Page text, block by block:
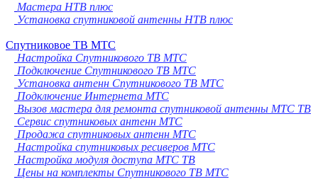
Мастера НТВ плюс
Установка спутниковой антенны НТВ плюс
Спутниковое ТВ МТС
Настройка Спутникового ТВ МТС
Подключение Спутникового ТВ МТС
Установка антенн Спутникового ТВ МТС
Подключение Интернета МТС
Вызов мастера для ремонта спутниковой антенны МТС ТВ
Сервис спутниковых антенн МТС
Продажа спутниковых антенн МТС
Настройка спутниковых ресиверов МТС
Настройка модуля доступа МТС ТВ
Цены на комплекты Спутникового ТВ МТС